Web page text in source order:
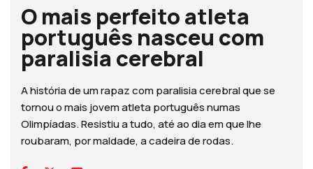
O mais perfeito atleta
português nasceu com
paralisia cerebral
A história de um rapaz com paralisia cerebral que se
tornou o mais jovem atleta português numas
Olimpíadas. Resistiu a tudo, até ao dia em que lhe
roubaram, por maldade, a cadeira de rodas.